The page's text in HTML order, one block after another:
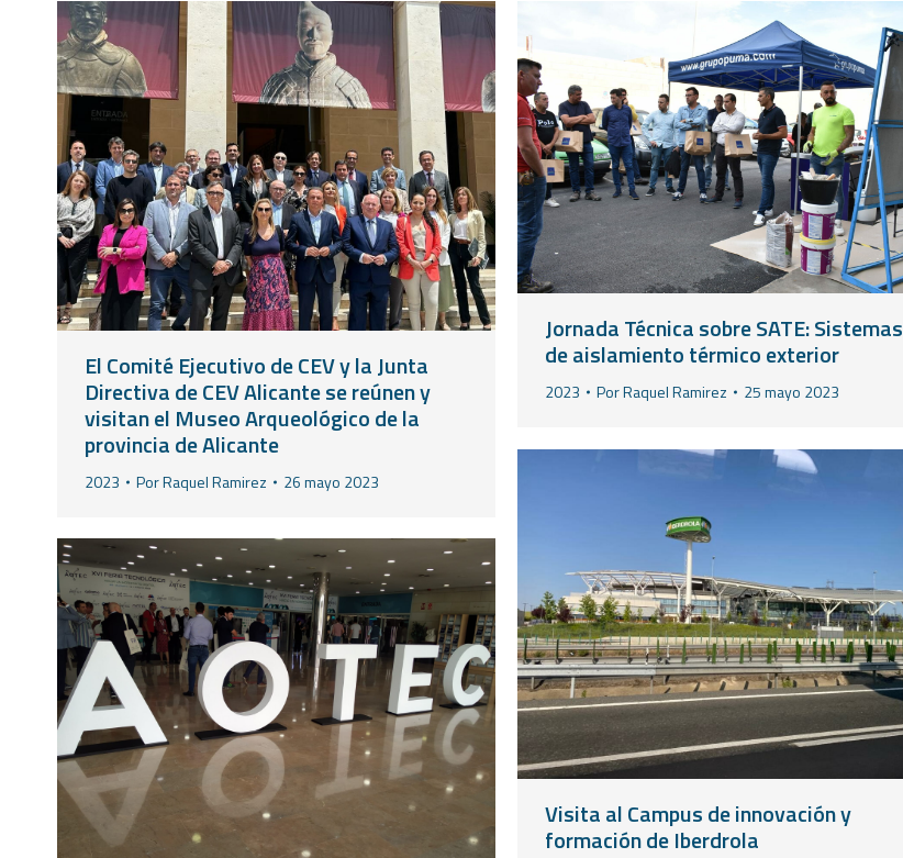
El Comité Ejecutivo de CEV y la Junta
Directiva de CEV Alicante se reúnen y
visitan el Museo Arqueológico de la
provincia de Alicante
2023 PorRaquel Ramirez 26 mayo 2023
Jornada Técnica sobre SATE: Sistemas
de aislamiento térmico exterior
2023 PorRaquel Ramirez 25 mayo 2023
Visita al Campus de innovación y
formación de Iberdrola